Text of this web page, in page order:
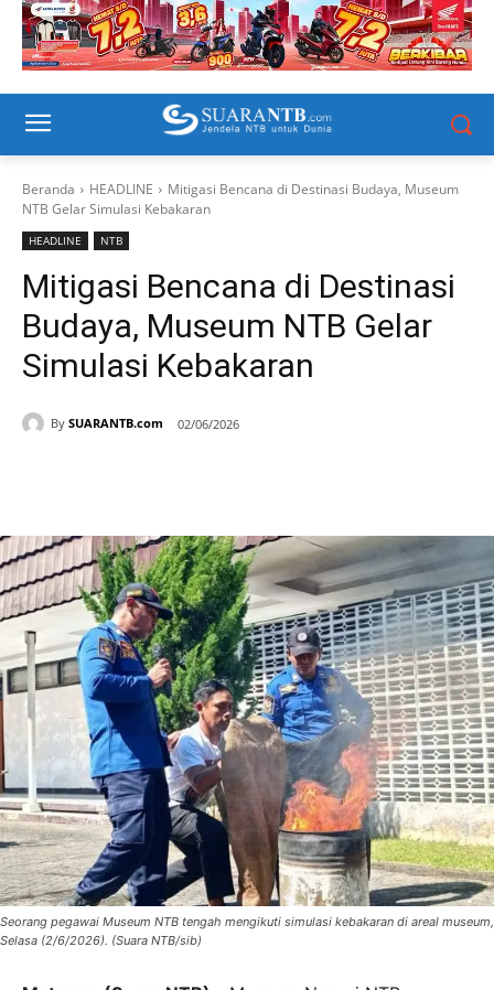
Beranda HEADLINE
Mitigasi Bencana di Destinasi Budaya, Museum
NTB Gelar Simulasi Kebakaran
HEADLINE NTB
Mitigasi Bencana di Destinasi
Budaya, Museum NTB Gelar
Simulasi Kebakaran
By SUARANTB.com 02/06/2026
Seorang pegawai Museum NTB tengah mengikuti simulasi kebakaran di areal museum,
Selasa (2/6/2026). (Suara NTB/sib)